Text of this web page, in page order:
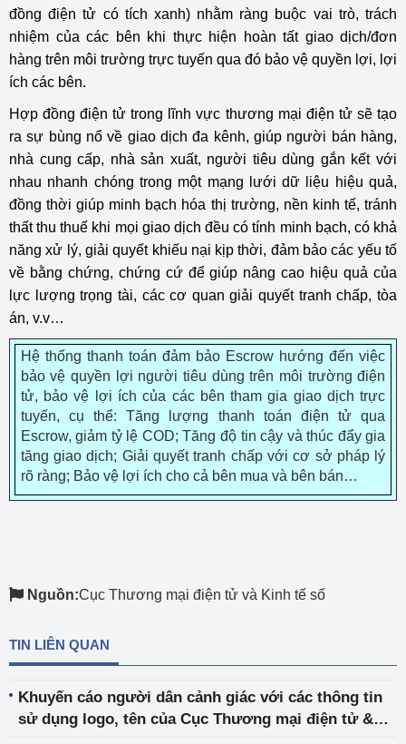
đồng điện tử có tích xanh) nhằm ràng buộc vai trò, trách
nhiệm của các bên khi thực hiện hoàn tất giao dịch/đơn
hàng trên môi trường trực tuyến qua đó bảo vệ quyền lợi, lợi
ích các bên.
Hợp đồng điện tử trong lĩnh vực thương mại điện tử sẽ tạo
ra sự bùng nổ về giao dịch đa kênh, giúp người bán hàng,
nhà cung cấp, nhà sản xuất, người tiêu dùng gắn kết với
nhau nhanh chóng trong một mạng lưới dữ liệu hiệu quả,
đồng thời giúp minh bạch hóa thị trường, nền kinh tế, tránh
thất thu thuế khi mọi giao dịch đều có tính minh bạch, có khả
năng xử lý, giải quyết khiếu nại kịp thời, đảm bảo các yếu tố
về bằng chứng, chứng cứ để giúp nâng cao hiệu quả của
lực lượng trọng tài, các cơ quan giải quyết tranh chấp, tòa
án, v.v…
Hệ thống thanh toán đảm bảo Escrow hướng đến việc
bảo vệ quyền lợi người tiêu dùng trên môi trường điện
tử, bảo vệ lợi ích của các bên tham gia giao dịch trực
tuyến, cụ thể: Tăng lượng thanh toán điện tử qua
Escrow, giảm tỷ lệ COD; Tăng độ tin cậy và thúc đẩy gia
tăng giao dịch; Giải quyết tranh chấp với cơ sở pháp lý
rõ ràng; Bảo vệ lợi ích cho cả bên mua và bên bán…
Nguồn:Cục Thương mại điện tử và Kinh tế số
TIN LIÊN QUAN
Khuyến cáo người dân cảnh giác với các thông tin
sử dụng logo, tên của Cục Thương mại điện tử &